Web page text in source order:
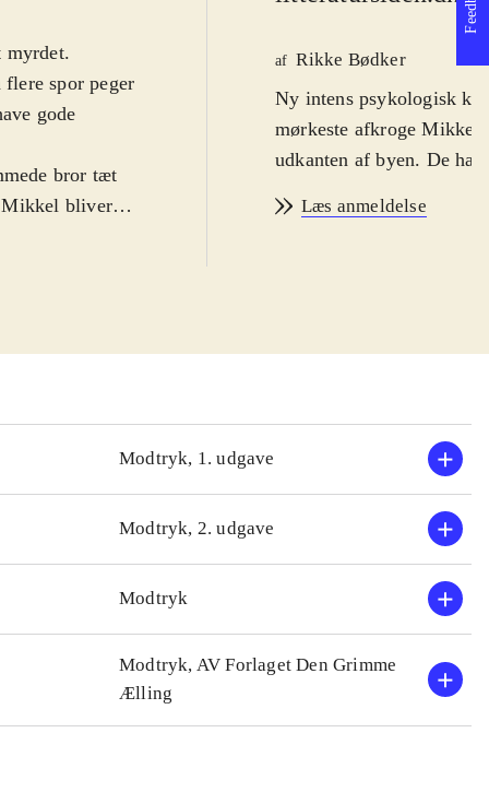
myrdet.
spor peger
gode
bror tæt
Mikkel bliver
har set.
omkring
bogen den
bogen vil
afsnit 1-3
af Rikke Bødker
Ny intens psykologisk
mørkeste afkroge Mikkel bor sammen med sin mor og broderen Robin i et hus i
udkanten af byen. De
Læs anmeldelse
Modtryk, 1. udgave
Modtryk, 2. udgave
Modtryk
Modtryk, AV Forlaget Den Grimme
Ælling